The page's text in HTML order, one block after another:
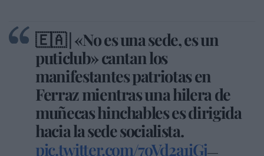
🇪🇦 | «No es una sede, es un
puticlub» cantan los
manifestantes patriotas en
Ferraz mientras una hilera de
muñecas hinchables es dirigida
hacia la sede socialista.
pic.twitter.com/7oVd2a1iGj—